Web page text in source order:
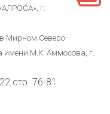
г.
Мирном Северо-
имени М.К. Аммосова, г.
стр. 76-81